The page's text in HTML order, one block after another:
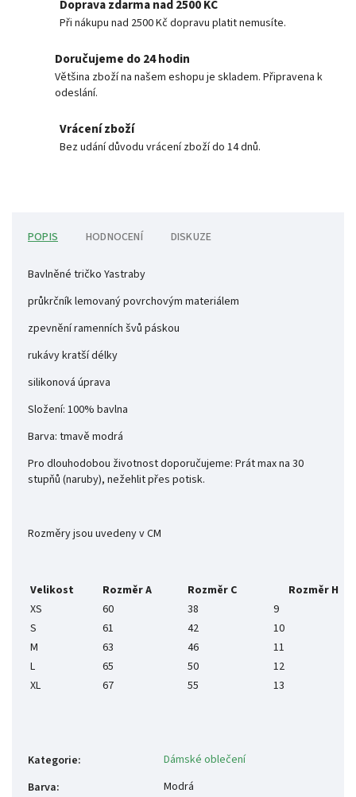
Doprava zdarma nad 2500 KČ
Při nákupu nad 2500 Kč dopravu platit nemusíte.
Doručujeme do 24 hodin
Většina zboží na našem eshopu je skladem. Připravena k
odeslání.
Vrácení zboží
Bez udání důvodu vrácení zboží do 14 dnů.
POPIS HODNOCENÍ DISKUZE
Bavlněné tričko Yastraby
průkrčník lemovaný povrchovým materiálem
zpevnění ramenních švů páskou
rukávy kratší délky
silikonová úprava
Složení: 100% bavlna
Barva: tmavě modrá
Pro dlouhodobou životnostdoporučujeme: Prátmaxna 30
stupňů (naruby), nežehlitpřes potisk.
Rozměryjsou uvedenyvCM
Velikost RozměrA Rozměr C Rozměr H
XS
60 38
9
S
61 42
10
M
63 46
11
L
65 50
12
XL
67 55 13
Kategorie:
Dámské oblečení
Barva:
Modrá